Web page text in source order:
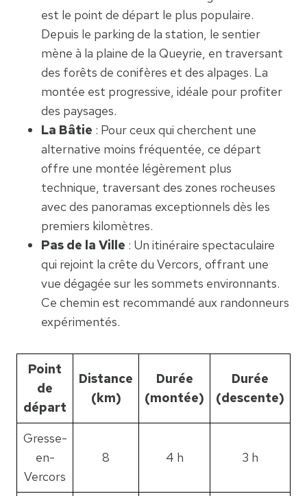
est le point de départ le plus populaire.
Depuis le parking de la station, le sentier
mène à la plaine de la Queyrie, en traversant
des forêts de conifères et des alpages. La
montée est progressive, idéale pour profiter
des paysages.
La Bâtie : Pour ceux qui cherchent une
alternative moins fréquentée, ce départ
offre une montée légèrement plus
technique, traversant des zones rocheuses
avec des panoramas exceptionnels dès les
premiers kilomètres.
Pas de la Ville : Un itinéraire spectaculaire
qui rejoint la crête du Vercors, offrant une
vue dégagée sur les sommets environnants.
Ce chemin est recommandé aux randonneurs
expérimentés.
Point
de
départ
Distance
(km)
Durée
(montée)
Durée
(descente)
Gresse-
en-
Vercors
8 4 h 3 h